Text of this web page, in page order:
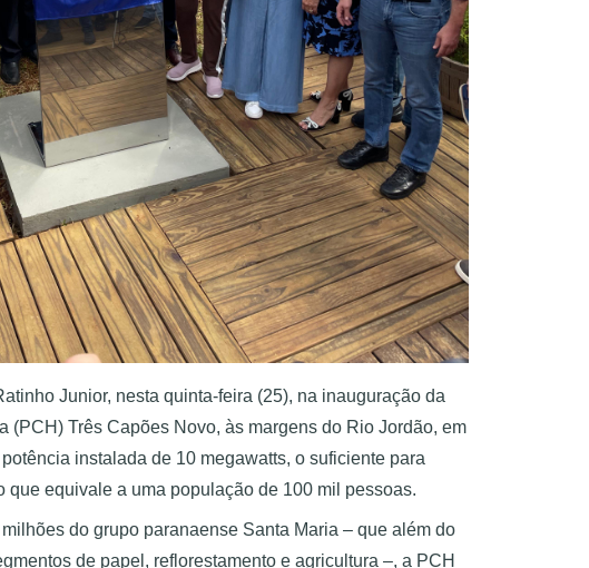
Junior, nesta quinta-feira (25), na inauguração da
(PCH) Três Capões Novo, às margens do Rio Jordão, em
instalada de 10 megawatts, o suficiente para
que equivale a uma população de 100 mil pessoas.
do grupo paranaense Santa Maria – que além do
de papel, reflorestamento e agricultura –, a PCH